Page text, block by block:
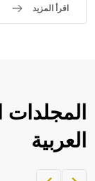
اقرأ المزيد
العربية